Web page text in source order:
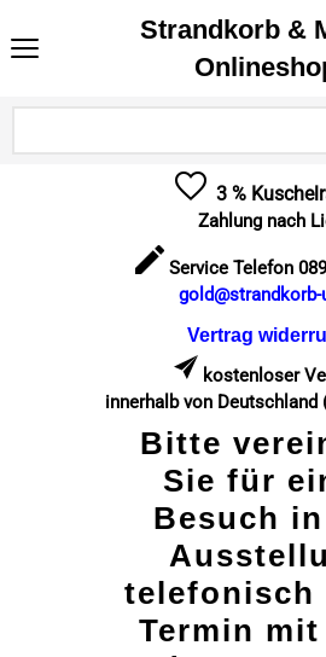
Strandkorb &
3 %
Zahlung nach
Service Telefon
gold@strandkorb-
Vertrag
kostenloser
innerhalb von Deutschland
Bitte
Sie für
Besuch
telefonisch
Termin